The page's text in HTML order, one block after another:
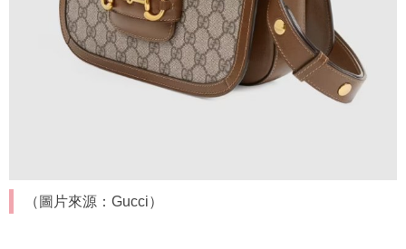
（圖片來源：Gucci）